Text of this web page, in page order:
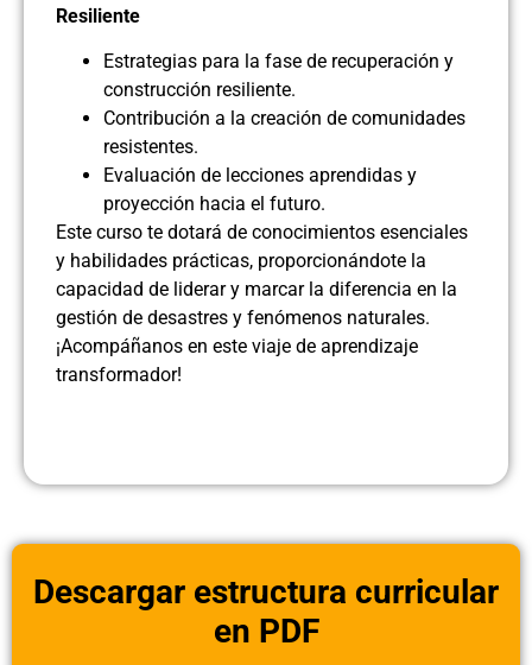
Resiliente
Estrategias para la fase de recuperación y
construcción resiliente.
Contribución a la creación de comunidades
resistentes.
Evaluación de lecciones aprendidas y
proyección hacia el futuro.
Este curso te dotará de conocimientos esenciales
y habilidades prácticas, proporcionándote la
capacidad de liderar y marcar la diferencia en la
gestión de desastres y fenómenos naturales.
¡Acompáñanos en este viaje de aprendizaje
transformador!
Descargar estructura curricular
en PDF